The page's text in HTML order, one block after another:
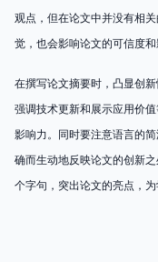
观点，但在论文中并没有相
觉，也会影响论文的可信度和
在撰写论文摘要时，凸显创
强调技术更新和展示应用价
影响力。同时要注意语言的
确而生动地反映论文的创新
个字句，突出论文的亮点，